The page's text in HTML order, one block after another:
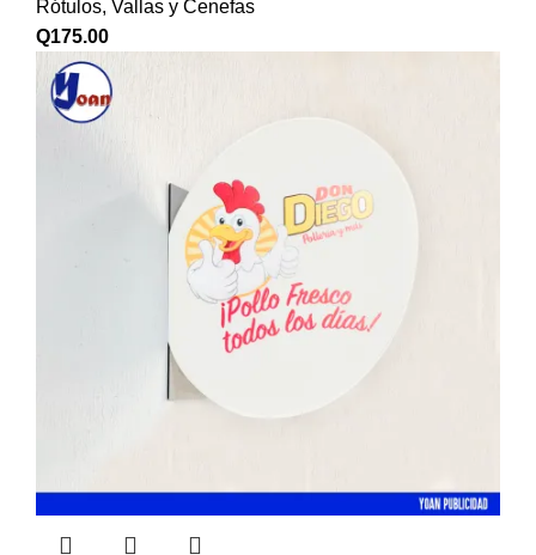
Rótulos, Vallas y Cenefas
Q175.00